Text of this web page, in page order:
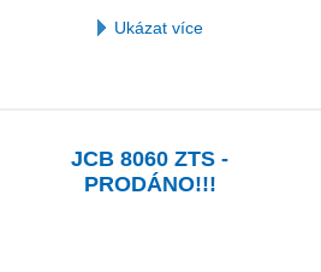
Ukázat více
JCB 8060 ZTS -
PRODÁNO!!!